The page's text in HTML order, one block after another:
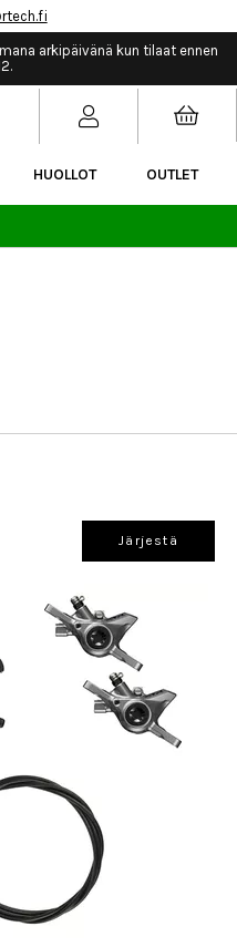
arkipäivänä kun tilaat ennen
HUOLLOT OUTLET
Järjestä